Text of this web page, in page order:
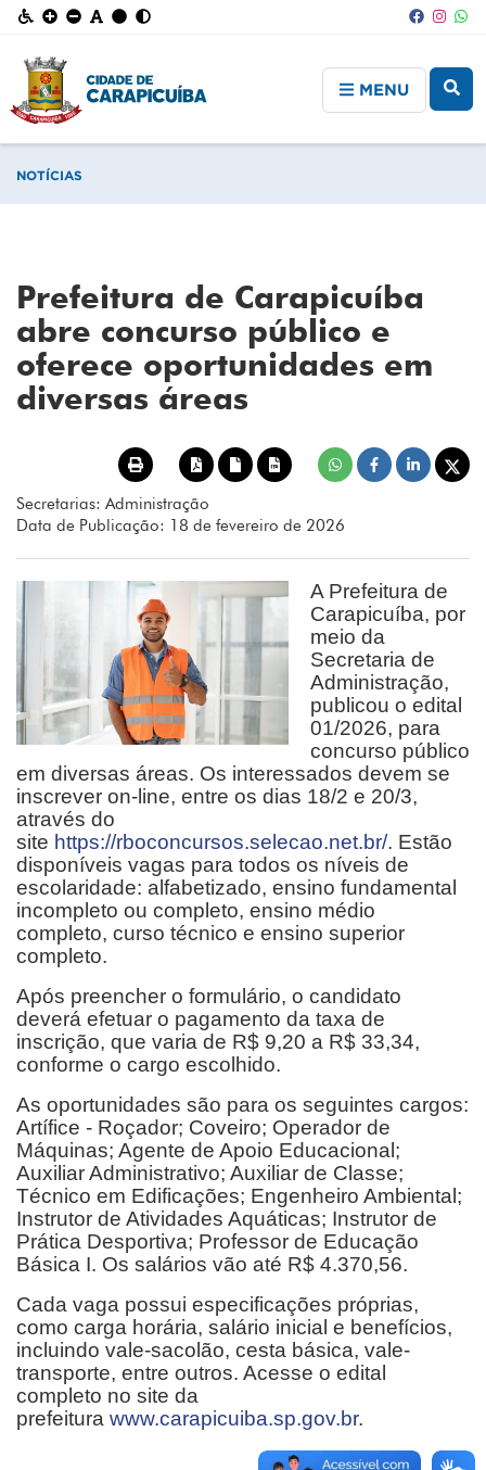
MENU
NOTÍCIAS
Prefeitura de Carapicuíba
abre concurso público e
oferece oportunidades em
diversas áreas
Secretarias: Administração
Data de Publicação: 18 de fevereiro de 2026
A Prefeitura de
Carapicuíba, por
meio da
Secretaria de
Administração,
publicou o edital
01/2026, para
concurso público
em diversas áreas. Os interessados devem se
inscrever on-line, entre os dias 18/2 e 20/3,
através do
site https://rboconcursos.selecao.net.br/. Estão
disponíveis vagas para todos os níveis de
escolaridade: alfabetizado, ensino fundamental
incompleto ou completo, ensino médio
completo, curso técnico e ensino superior
completo.
Após preencher o formulário, o candidato
deverá efetuar o pagamento da taxa de
inscrição, que varia de R$ 9,20 a R$ 33,34,
conforme o cargo escolhido.
As oportunidades são para os seguintes cargos:
Artífice - Roçador; Coveiro; Operador de
Máquinas; Agente de Apoio Educacional;
Auxiliar Administrativo; Auxiliar de Classe;
Técnico em Edificações; Engenheiro Ambiental;
Instrutor de Atividades Aquáticas; Instrutor de
Prática Desportiva; Professor de Educação
Básica I. Os salários vão até R$ 4.370,56.
Cada vaga possui especificações próprias,
como carga horária, salário inicial e benefícios,
incluindo vale-sacolão, cesta básica, vale-
transporte, entre outros. Acesse o edital
completo no site da
prefeitura www.carapicuiba.sp.gov.br.